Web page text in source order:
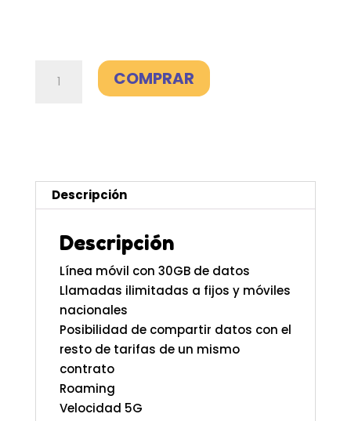
adicional
COMPRAR
Descripción
Descripción
Línea móvil con 30GB de datos
Llamadas ilimitadas a fijos y móviles
nacionales
Posibilidad de compartir datos con el
resto de tarifas de un mismo
contrato
Roaming
Velocidad 5G